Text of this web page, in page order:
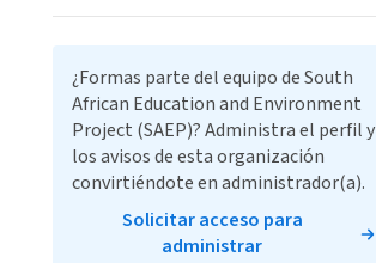
¿Formas parte del equipo de South
African Education and Environment
Project (SAEP)? Administra el perfil y
los avisos de esta organización
convirtiéndote en administrador(a).
Solicitar acceso para
administrar